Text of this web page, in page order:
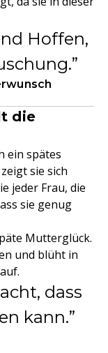
Hoffen,
die
ein spätes
sie sich
jeder Frau, die
sie genug
Mutterglück.
und blüht in
dass
kann.